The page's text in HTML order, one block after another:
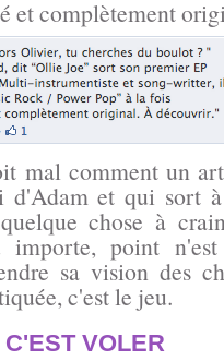
et complètement
mal comment un
d'Adam et qui sort
chose à
importe, point
sa vision des
c'est le jeu.
VOLER